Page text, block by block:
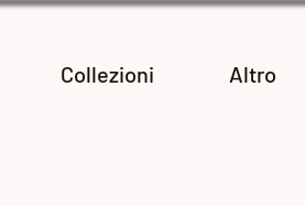
Collezioni Altro